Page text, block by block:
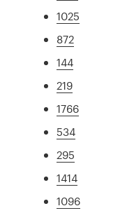
1025
872
144
219
1766
534
295
1414
1096